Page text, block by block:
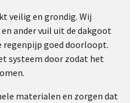
veilig en grondig. Wij
ander vuil uit de dakgoot
goed doorloopt.
systeem door zodat het
materialen en zorgen dat